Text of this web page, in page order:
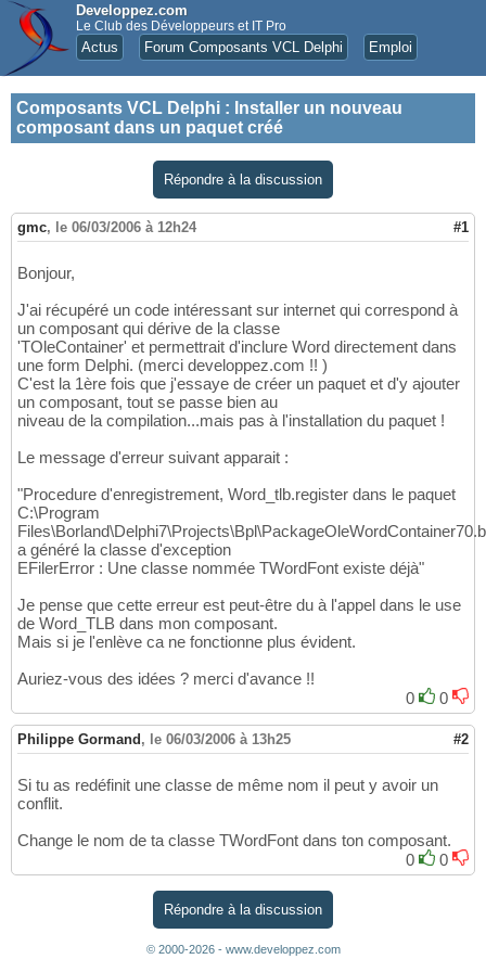
Developpez.com
Le Club des Développeurs et IT Pro
Actus Forum Composants VCL Delphi Emploi
Composants VCL Delphi : Installer un nouveau
composant dans un paquet créé
Répondre à la discussion
gmc, le 06/03/2006 à 12h24 #1
Bonjour,
J'ai récupéré un code intéressant sur internet qui correspond à
un composant qui dérive de la classe
'TOleContainer' et permettrait d'inclure Word directement dans
une form Delphi. (merci developpez.com !! )
C'est la 1ère fois que j'essaye de créer un paquet et d'y ajouter
un composant, tout se passe bien au
niveau de la compilation...mais pas à l'installation du paquet !
Le message d'erreur suivant apparait :
"Procedure d'enregistrement, Word_tlb.register dans le paquet
C:\Program
a généré la classe d'exception
EFilerError : Une classe nommée TWordFont existe déjà"
Je pense que cette erreur est peut-être du à l'appel dans le use
de Word_TLB dans mon composant.
Mais si je l'enlève ca ne fonctionne plus évident.
Auriez-vous des idées ? merci d'avance !!
0
0
Philippe Gormand , le 06/03/2006 à 13h25 #2
Si tu as redéfinit une classe de même nom il peut y avoir un
conflit.
Change le nom de ta classe TWordFont dans ton composant.
0
0
Répondre à la discussion
© 2000-2026 - www.developpez.com